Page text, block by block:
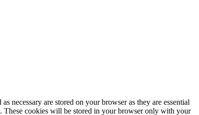
necessary are stored on your browser as they are essential
These cookies will be stored in your browser only with your